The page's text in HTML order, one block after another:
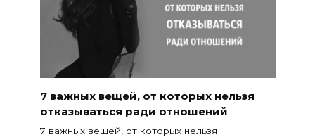
7 важных вещей, от которых нельзя
отказываться ради отношений
7 важных вещей, от которых нельзя